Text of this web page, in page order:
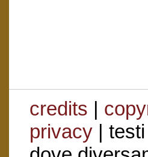
credits |
privacy| testi